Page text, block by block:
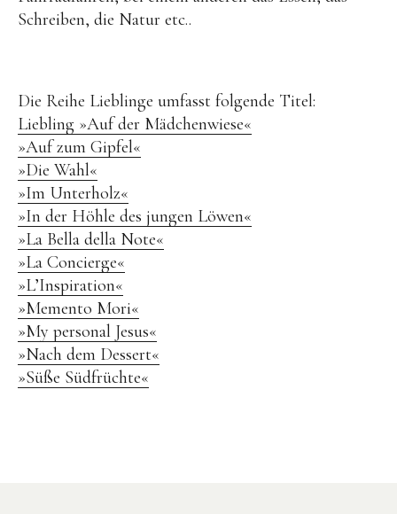
Schreiben, die Natur etc..
Die Reihe Lieblinge umfasst folgende Titel:
Liebling »Auf der Mädchenwiese«
»Auf zum Gipfel«
»Die Wahl«
»Im Unterholz«
»In der Höhle des jungen Löwen«
»La Bella della Note«
»La Concierge«
»L’Inspiration«
»Memento Mori«
»My personal Jesus«
»Nach dem Dessert«
»Süße Südfrüchte«